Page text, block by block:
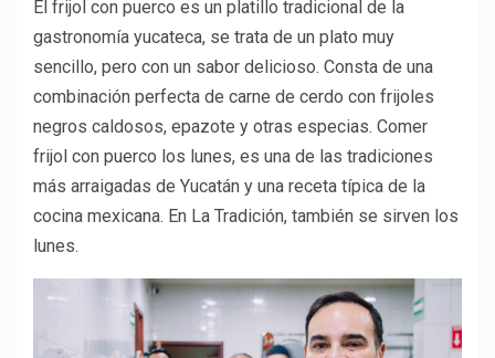
El frijol con puerco es un platillo tradicional de la
gastronomía yucateca, se trata de un plato muy
sencillo, pero con un sabor delicioso. Consta de una
combinación perfecta de carne de cerdo con frijoles
negros caldosos, epazote y otras especias. Comer
frijol con puerco los lunes, es una de las tradiciones
más arraigadas de Yucatán y una receta típica de la
cocina mexicana. En La Tradición, también se sirven los
lunes.